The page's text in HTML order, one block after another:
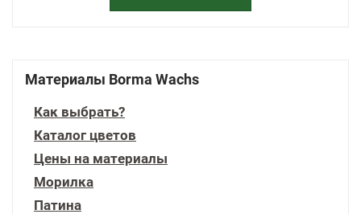
Материалы Borma Wachs
Как выбрать?
Каталог цветов
Цены на материалы
Морилка
Патина